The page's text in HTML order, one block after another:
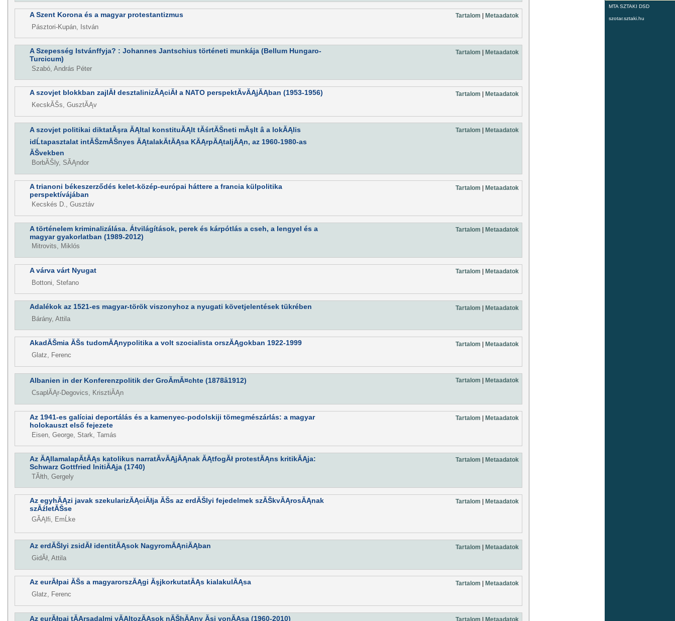
MTA SZTAKI DSD
szotar.sztaki.hu
A Szent Korona és a magyar protestantizmus Tartalom Metaadatok
Pásztori-Kupán, István
A Szepesség Istvánffyja? : Johannes Jantschius történeti munkája (Bellum Hungaro-
Turcicum)
Tartalom | Metaadatok
Szabó, András Péter
A szovjet blokkban zajlĂł desztalinizĂĄciĂł a NATO perspektĂ­vĂĄjĂĄban (1953-1956) Tartalom | Metaadatok
KecskĂŠs, GusztĂĄv
A szovjet politikai diktatĂşra ĂĄltal konstituĂĄlt tĂśrtĂŠneti mĂşlt â a lokĂĄlis
idĹtapasztalat intĂŠzmĂŠnyes ĂĄtalakĂ­tĂĄsa KĂĄrpĂĄtaljĂĄn, az 1960-1980-as
ĂŠvekben
Tartalom Metaadatok
BorbĂŠly, SĂĄndor
A trianoni békeszerződés kelet-közép-európai háttere a francia külpolitika
perspektívájában
Tartalom Metaadatok
Kecskés D., Gusztáv
A történelem kriminalizálása. Átvilágítások, perek és kárpótlás a cseh, a lengyel és a
magyar gyakorlatban (1989-2012)
Tartalom Metaadatok
Mitrovits, Miklós
A várva várt Nyugat Tartalom Metaadatok
Bottoni, Stefano
Adalékok az 1521-es magyar-török viszonyhoz a nyugati követjelentések tükrében Tartalom | Metaadatok
Bárány, Attila
AkadĂŠmia ĂŠs tudomĂĄnypolitika a volt szocialista orszĂĄgokban 1922-1999 Tartalom | Metaadatok
Glatz, Ferenc
Albanien in der Konferenzpolitik der GroĂmĂ¤chte (1878â1912) Tartalom Metaadatok
CsaplĂĄr-Degovics, KrisztiĂĄn
Az 1941-es galíciai deportálás és a kamenyec-podolskiji tömegmészárlás: a magyar
holokauszt első fejezete
Tartalom Metaadatok
Eisen, George, Stark, Tamás
Az ĂĄllamalapĂ­tĂĄs katolikus narratĂ­vĂĄjĂĄnak ĂĄtfogĂł protestĂĄns kritikĂĄja:
Schwarz Gottfried InitiĂĄja (1740)
Tartalom Metaadatok
TĂłth, Gergely
Az egyhĂĄzi javak szekularizĂĄciĂłja ĂŠs az erdĂŠlyi fejedelmek szĂŠkvĂĄrosĂĄnak
szĂźletĂŠse
Tartalom Metaadatok
GĂĄlfi, EmĹke
Az erdĂŠlyi zsidĂł identitĂĄsok NagyromĂĄniĂĄban Tartalom | Metaadatok
GidĂł, Attila
Az eurĂłpai ĂŠs a magyarorszĂĄgi ĂşjkorkutatĂĄs kialakulĂĄsa Tartalom | Metaadatok
Glatz, Ferenc
Az eurĂłpai tĂĄrsadalmi vĂĄltozĂĄsok nĂŠhĂĄny Ăşj vonĂĄsa (1960-2010) Tartalom Metaadatok